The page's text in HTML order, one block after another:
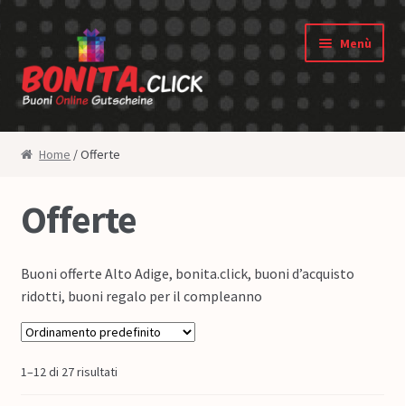
Vai alla navigazione
Vai al contenuto Menù
Shop
Diritto di revoca
Privacy
Condizioni generali
Chi siamo
Home / Offerte
Offerte
Buoni offerte Alto Adige, bonita.click, buoni d’acquisto
ridotti, buoni regalo per il compleanno
1–12 di 27 risultati